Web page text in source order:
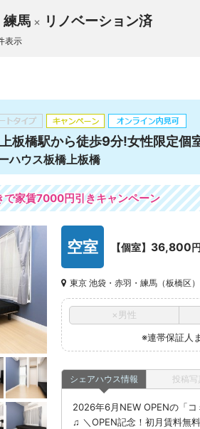
練馬 リノベーション済
表示
板橋駅から徒歩9分!女性限定個
ハウス板橋上板橋
で家賃7000円引きキャンペーン
空室 【個室】 36,800
東京 池袋・赤羽・練馬（板橋区）
×男性
※連帯保証人
シェアハウス情報
2026年6月NEW OPENの「
♫ ＼OPEN記念！初月賃料無
投稿写